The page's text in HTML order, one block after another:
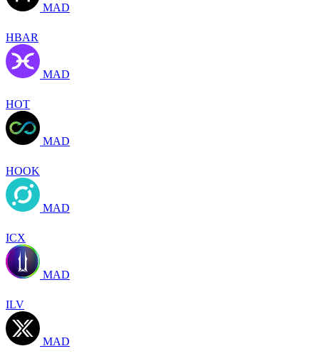
MAD
HBAR
MAD
HOT
MAD
HOOK
MAD
ICX
MAD
ILV
MAD